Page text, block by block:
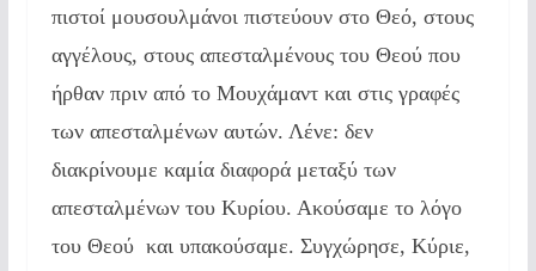
πιστοί μουσουλμάνοι πιστεύουν στο Θεό, στους
αγγέλους, στους απεσταλμένους του Θεού που
ήρθαν πριν από το Μουχάμαντ και στις γραφές
των απεσταλμένων αυτών. Λένε: δεν
διακρίνουμε καμία διαφορά μεταξύ των
απεσταλμένων του Κυρίου. Ακούσαμε το λόγο
του Θεού και υπακούσαμε. Συγχώρησε, Κύριε,